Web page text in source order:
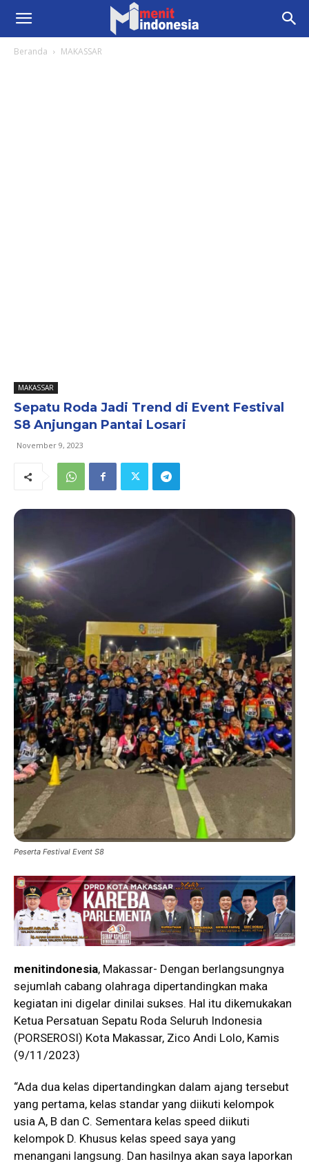
Beranda MAKASSAR
MAKASSAR
Sepatu Roda Jadi Trend di Event Festival
S8 Anjungan Pantai Losari
November 9, 2023
Peserta Festival Event S8
menitindonesia, Makassar- Dengan berlangsungnya
sejumlah cabang olahraga dipertandingkan maka
kegiatan ini digelar dinilai sukses. Hal itu dikemukakan
Ketua Persatuan Sepatu Roda Seluruh Indonesia
(PORSEROSI) Kota Makassar, Zico Andi Lolo, Kamis
(9/11/2023)
“Ada dua kelas dipertandingkan dalam ajang tersebut
yang pertama, kelas standar yang diikuti kelompok
usia A, B dan C. Sementara kelas speed diikuti
kelompok D. Khusus kelas speed saya yang
menangani langsung. Dan hasilnya akan saya laporkan